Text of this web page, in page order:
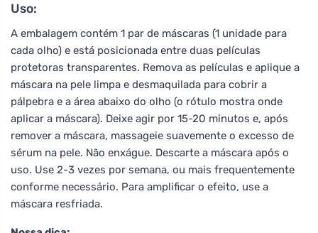
Uso:
A embalagem contém 1 par de máscaras (1 unidade para
cada olho) e está posicionada entre duas películas
protetoras transparentes. Remova as películas e aplique a
máscara na pele limpa e desmaquilada para cobrir a
pálpebra e a área abaixo do olho (o rótulo mostra onde
aplicar a máscara). Deixe agir por 15-20 minutos e, após
remover a máscara, massageie suavemente o excesso de
sérum na pele. Não enxágue. Descarte a máscara após o
uso. Use 2-3 vezes por semana, ou mais frequentemente
conforme necessário. Para amplificar o efeito, use a
máscara resfriada.